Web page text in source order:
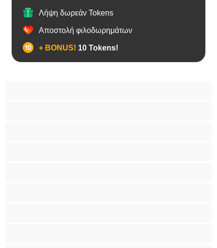
Λήψη δωρεάν Tokens
Αποστολή φιλοδωρημάτων
+ BONUS! 10 Tokens!